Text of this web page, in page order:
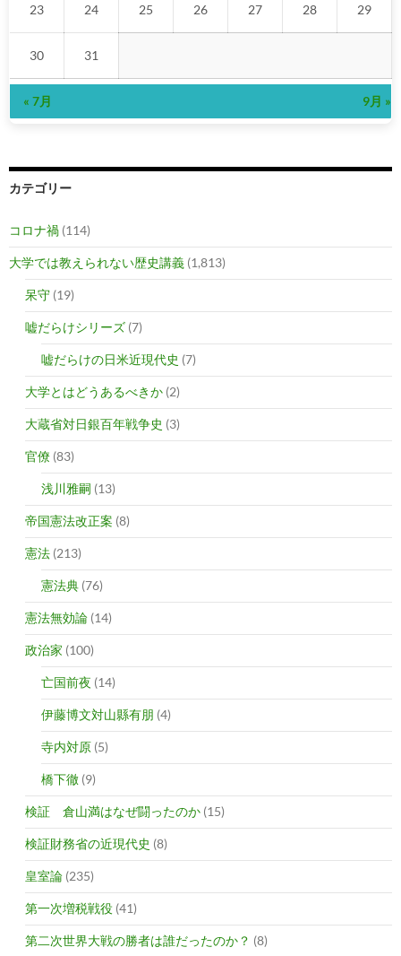
23 24 25 26 27 28 29
30 31
« 7月 9月 »
カテゴリー
コロナ禍 (114)
大学では教えられない歴史講義 (1,813)
呆守 (19)
嘘だらけシリーズ (7)
嘘だらけの日米近現代史 (7)
大学とはどうあるべきか (2)
大蔵省対日銀百年戦争史 (3)
官僚 (83)
浅川雅嗣 (13)
帝国憲法改正案 (8)
憲法 (213)
憲法典 (76)
憲法無効論 (14)
政治家 (100)
亡国前夜 (14)
伊藤博文対山縣有朋 (4)
寺内対原 (5)
橋下徹 (9)
検証 倉山満はなぜ闘ったのか (15)
検証財務省の近現代史 (8)
皇室論 (235)
第一次増税戦役 (41)
第二次世界大戦の勝者は誰だったのか？ (8)